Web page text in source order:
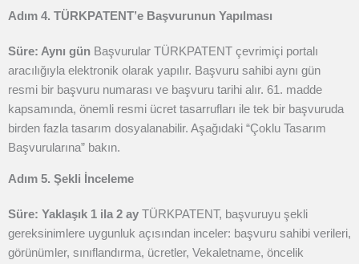
Adım 4. TÜRKPATENT’e Başvurunun Yapılması
Süre: Aynı gün Başvurular TÜRKPATENT çevrimiçi portalı
aracılığıyla elektronik olarak yapılır. Başvuru sahibi aynı gün
resmi bir başvuru numarası ve başvuru tarihi alır. 61. madde
kapsamında, önemli resmi ücret tasarrufları ile tek bir başvuruda
birden fazla tasarım dosyalanabilir. Aşağıdaki “Çoklu Tasarım
Başvurularına” bakın.
Adım 5. Şekli İnceleme
Süre: Yaklaşık 1 ila 2 ay TÜRKPATENT, başvuruyu şekli
gereksinimlere uygunluk açısından inceler: başvuru sahibi verileri,
görünümler, sınıflandırma, ücretler, Vekaletname, öncelik